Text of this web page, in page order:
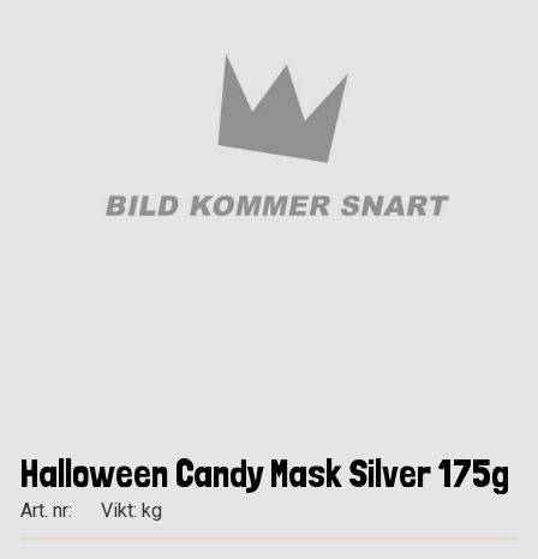
Halloween Candy Mask Silver 175g
Art. nr: Vikt: kg